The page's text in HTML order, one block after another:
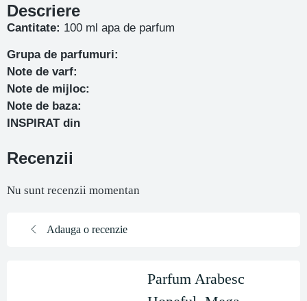
Descriere
Cantitate: 100 ml apa de parfum
Grupa de parfumuri:
Note de varf:
Note de mijloc:
Note de baza:
INSPIRAT din
Recenzii
Nu sunt recenzii momentan
Adauga o recenzie
Parfum Arabesc